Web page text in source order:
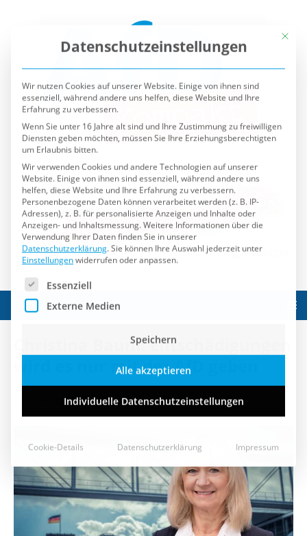
Christina Baum: Entschädigungen
wird es nur mit der AfD geben
8. April 2024
Wir nutzen Cookies auf unserer Website. Einige von ihnen sind
essenziell, während andere uns helfen, diese Website und Ihre
Erfahrung zu verbessern.
Wenn Sie unter 16 Jahre alt sind und Ihre Zustimmung zu freiwilligen
Diensten geben möchten, müssen Sie Ihre Erziehungsberechtigten
um Erlaubnis bitten.
Wir verwenden Cookies und andere Technologien auf unserer
Website. Einige von ihnen sind essenziell, während andere uns
helfen, diese Website und Ihre Erfahrung zu verbessern.
Personenbezogene Daten können verarbeitet werden (z. B. IP-
Adressen), z. B. für personalisierte Anzeigen und Inhalte oder
Anzeigen- und Inhaltsmessung.Weitere Informationen über die
Verwendung Ihrer Daten finden Sie in unserer
Datenschutzerklärung. Sie können Ihre Auswahl jederzeit unter
Einstellungenwiderrufen oder anpassen.
Es folgt eine Liste der Service-Gruppen, für die eine
Externe Medien
Alle akzeptieren
Individuelle Datenschutzeinstellungen